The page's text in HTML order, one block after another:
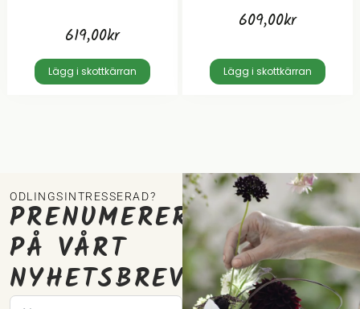
619,00kr
Lägg i skottkärran
609,00kr
Lägg i skottkärran
ODLINGSINTRESSERAD?
PRENUMERERA
PÅ VÅRT
NYHETSBREV